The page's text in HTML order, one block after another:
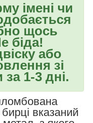
імені чи
щось
біда!
або
зі
1-3 дні.
вказаний